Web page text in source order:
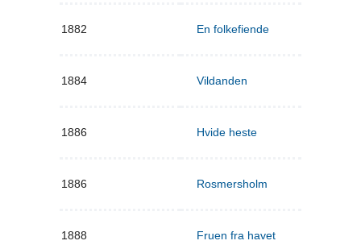
1882 En folkefiende
1884 Vildanden
1886 Hvide heste
1886 Rosmersholm
1888 Fruen fra havet